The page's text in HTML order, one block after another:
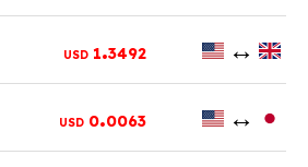
↔
1.3492
USD
↔
0.0063
USD